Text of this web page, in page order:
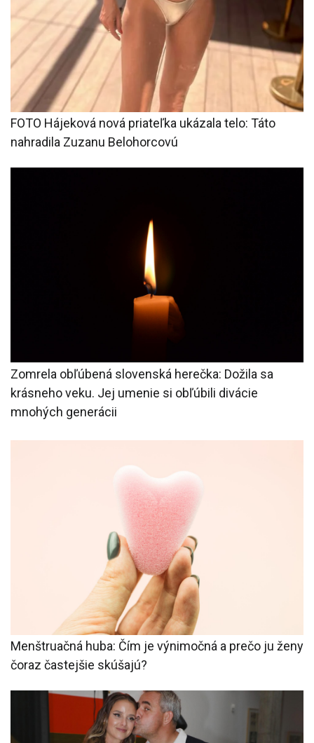
FOTO Hájeková nová priateľka ukázala telo: Táto
nahradila Zuzanu Belohorcovú
Zomrela obľúbená slovenská herečka: Dožila sa
krásneho veku. Jej umenie si obľúbili divácie
mnohých generácii
Menštruačná huba: Čím je výnimočná a prečo ju ženy
čoraz častejšie skúšajú?